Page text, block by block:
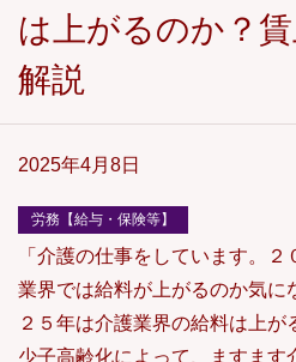
は上がるのか？
解説
2025年4月8日
労務【給与・保険等】
「介護の仕事をしています。
業界では給料が上がるのか気に
２５年は介護業界の給料は上が
少子高齢化によって、ますます